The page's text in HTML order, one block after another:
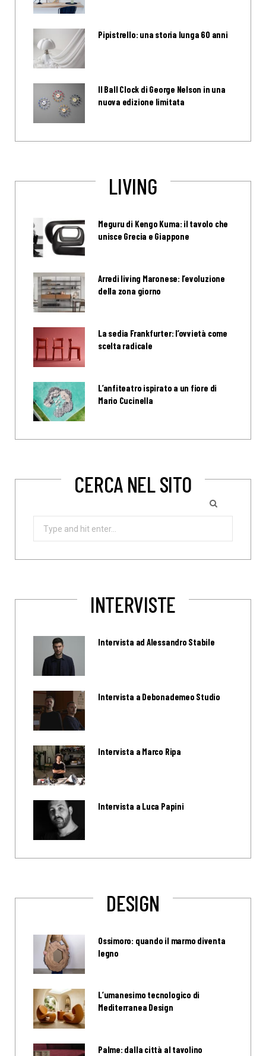
Pipistrello: una storia lunga 60 anni
Il Ball Clock di George Nelson in una
nuova edizione limitata
LIVING
Meguru di Kengo Kuma: il tavolo che
unisce Grecia e Giappone
Arredi living Maronese: l’evoluzione
della zona giorno
La sedia Frankfurter: l’ovvietà come
scelta radicale
L’anfiteatro ispirato a un fiore di
Mario Cucinella
CERCA NEL SITO
INTERVISTE
Intervista ad Alessandro Stabile
Intervista a Debonademeo Studio
Intervista a Marco Ripa
Intervista a Luca Papini
DESIGN
Ossimoro: quando il marmo diventa
legno
L’umanesimo tecnologico di
Mediterranea Design
Palme: dalla città al tavolino